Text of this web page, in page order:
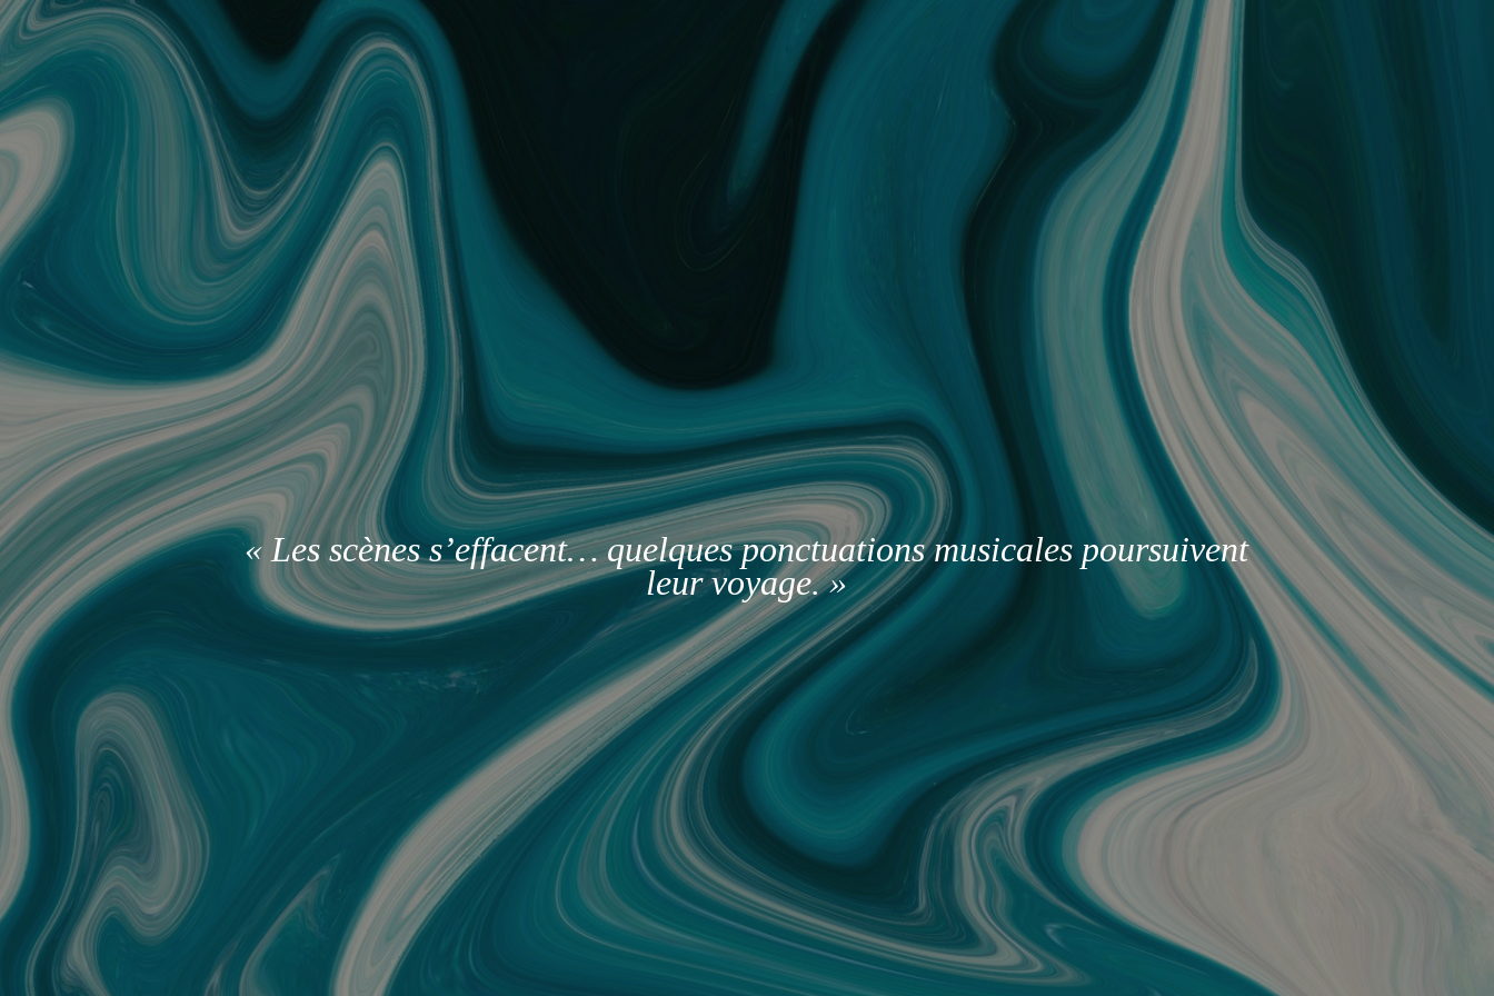
« Les scènes s’effacent… quelques ponctuations musicales poursuivent
leur voyage. »